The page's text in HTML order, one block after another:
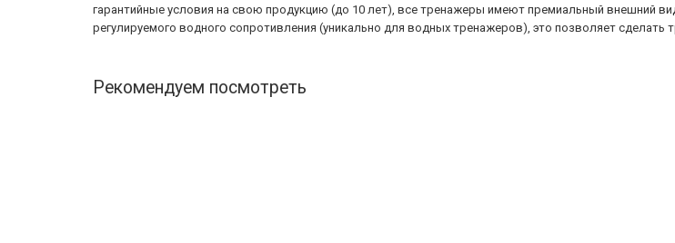
гарантийные условия на свою продукцию (до 10 лет), все тренажеры имеют премиальный внешний
регулируемого водного сопротивления (уникально для водных тренажеров), это позволяет сделать
Рекомендуем посмотреть